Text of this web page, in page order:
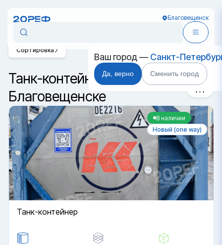
Благовещенск
Ваш город — Санкт-
Да, верно Сменить город
Танк-контейнеры в
Благовещенске
Сортировка
В наличии
Новый (one way)
Танк-контейнер